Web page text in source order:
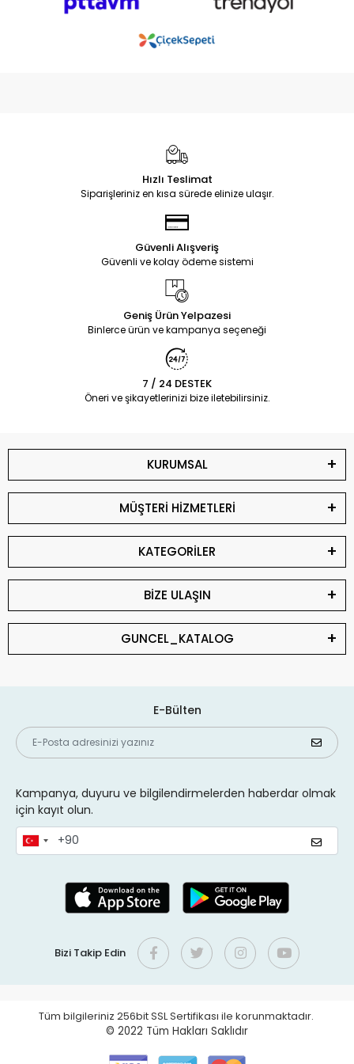
Hızlı Teslimat
Siparişleriniz en kısa sürede elinize ulaşır.
Güvenli Alışveriş
Güvenli ve kolay ödeme sistemi
Geniş Ürün Yelpazesi
Binlerce ürün ve kampanya seçeneği
7 / 24 DESTEK
Öneri ve şikayetlerinizi bize iletebilirsiniz.
KURUMSAL
MÜŞTERİ HİZMETLERİ
KATEGORİLER
BİZE ULAŞIN
GUNCEL_KATALOG
E-Bülten
Kampanya, duyuru ve bilgilendirmelerden haberdar olmak
için kayıt olun.
Bizi Takip Edin
Tüm bilgileriniz 256bit SSL Sertifikası ile korunmaktadır.
© 2022 Tüm Hakları Saklıdır